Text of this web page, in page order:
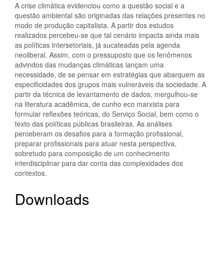
A crise climática evidenciou como a questão social e a
questão ambiental são originadas das relações presentes no
modo de produção capitalista. A partir dos estudos
realizados percebeu-se que tal cenário impacta ainda mais
as políticas intersetoriais, já sucateadas pela agenda
neoliberal. Assim, com o pressuposto que os fenômenos
advindos das mudanças climáticas lançam uma
necessidade, de se pensar em estratégias que abarquem as
especificidades dos grupos mais vulneráveis da sociedade. A
partir da técnica de levantamento de dados, mergulhou-se
na literatura acadêmica, de cunho eco marxista para
formular reflexões teóricas, do Serviço Social, bem como o
texto das políticas públicas brasileiras. As análises
perceberam os desafios para a formação profissional,
preparar profissionais para atuar nesta perspectiva,
sobretudo para composição de um conhecimento
interdisciplinar para dar conta das complexidades dos
contextos.
Downloads